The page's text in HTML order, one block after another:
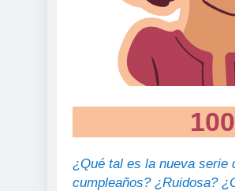
¿Qué tal es la nueva serie
cumpleaños? ¿Ruidosa?